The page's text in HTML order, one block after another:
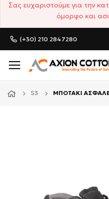
Σας ευχαριστούμε για την
όμορφο και
(+30) 210 2847280
S3 ΜΠΟΤΑΚΙ